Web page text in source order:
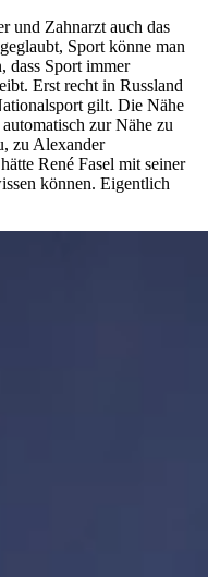
und Zahnarzt auch das
Sport könne man
dass Sport immer
Erst recht in Russland
gilt. Die Nähe
zur Nähe zu
zu Alexander
René Fasel mit seiner
können. Eigentlich